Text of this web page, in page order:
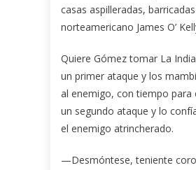
casas aspilleradas,
norteamericano James O’
Quiere Gómez tomar La
un primer ataque y los
al enemigo, con tiempo para
un segundo ataque y lo
el enemigo atrincherado.
—Desmóntese, teniente